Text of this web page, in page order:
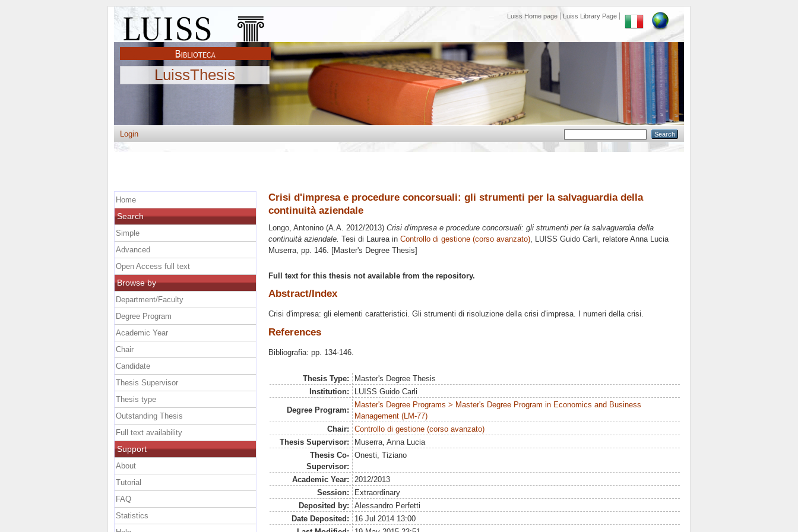
Luiss Home page Luiss Library Page
LuissThesis
Login
Crisi d'impresa e procedure concorsuali: gli strumenti per la salvaguardia della
continuità aziendale
Longo, Antonino (A.A. 2012/2013) Crisi d'impresa e procedure concorsuali: gli strumenti per la salvaguardia della
continuità aziendale. Tesi di Laurea in Controllo di gestione (corso avanzato), LUISS Guido Carli, relatore Anna Lucia
Muserra, pp. 146. [Master's Degree Thesis]
Full text for this thesis not available from the repository.
Abstract/Index
Crisi d'impresa: gli elementi caratteristici. Gli strumenti di risoluzione della crisi d'impresa. I numeri della crisi.
References
Bibliografia: pp. 134-146.
Thesis Type:
Master's Degree Thesis
Institution:
LUISS Guido Carli
Degree Program:
Master's Degree Programs > Master's Degree Program in Economics and Business
Management (LM-77)
Chair:
Controllo di gestione (corso avanzato)
Thesis Supervisor:
Muserra, Anna Lucia
Thesis Co-
Supervisor:
Onesti, Tiziano
Academic Year:
2012/2013
Session:
Extraordinary
Deposited by:
Alessandro Perfetti
Date Deposited:
16 Jul 2014 13:00
Home
Search
Simple
Advanced
Open Access full text
Browse by
Department/Faculty
Degree Program
Academic Year
Chair
Candidate
Thesis Supervisor
Thesis type
Outstanding Thesis
Full text availability
Support
About
Tutorial
FAQ
Statistics